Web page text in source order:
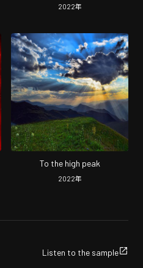
2022年
To the high peak
2022年
Listen to the sample